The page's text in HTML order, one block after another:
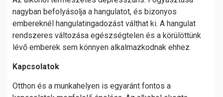
nagyban befolyásolja a hangulatot, és bizonyos
embereknél hangulatingadozást válthat ki. A hangulat
rendszeres változása egészségtelen és a körülöttünk
lévő emberek sem könnyen alkalmazkodnak ehhez.
Kapcsolatok
Otthon és a munkahelyen is egyaránt fontos a